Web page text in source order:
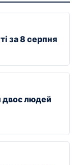
за 8 серпня
двоє людей